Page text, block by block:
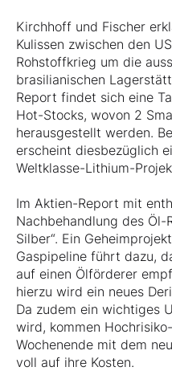
Kirchhoff und Fischer
Kulissen zwischen den
Rohstoffkrieg um die
brasilianischen
Report findet sich eine
Hot-Stocks, wovon 2
herausgestellt werden.
erscheint diesbezüglich
Weltklasse-Lithium-
Im Aktien-Report mit
Nachbehandlung des Öl-
Silber“. Ein
Gaspipeline führt dazu,
auf einen Ölförderer
hierzu wird ein neues
Da zudem ein wichtiges
wird, kommen
Wochenende mit dem
voll auf ihre Kosten.